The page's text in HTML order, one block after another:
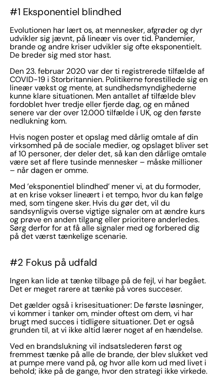
#1 Eksponentiel blindhed
Evolutionen har lært os, at mennesker, afgrøder og dyr
udvikler sig jævnt, på lineær vis over tid. Pandemier,
brande og andre kriser udvikler sig ofte eksponentielt.
De breder sig med stor hast.
Den 23. februar 2020 var der ti registrerede tilfælde af
COVID-19 i Storbritannien. Politikerne forestillede sig en
lineær vækst og mente, at sundhedsmyndighederne
kunne klare situationen. Men antallet af tilfælde blev
fordoblet hver tredje eller fjerde dag, og en måned
senere var der over 12.000 tilfælde i UK, og den første
nedlukning kom.
Hvis nogen poster et opslag med dårlig omtale af din
virksomhed på de sociale medier, og opslaget bliver set
af 10 personer, der deler det, så kan den dårlige omtale
være set af flere tusinde mennesker – måske millioner
– når dagen er omme.
Med ’eksponentiel blindhed’ mener vi, at du formoder,
at en krise vokser lineært i et tempo, hvor du kan følge
med, som tingene sker. Hvis du gør det, vil du
sandsynligvis overse vigtige signaler om at ændre kurs
og prøve en anden tilgang eller prioritere anderledes.
Sørg derfor for at få alle signaler med og forbered dig
på det værst tænkelige scenarie.
#2 Fokus på udfald
Ingen kan lide at tænke tilbage på de fejl, vi har begået.
Det er meget rarere at tænke på vores succeser.
Det gælder også i krisesituationer: De første løsninger,
vi kommer i tanker om, minder oftest om dem, vi har
brugt med succes i tidligere situationer. Det er også
grunden til, at vi ikke altid lærer noget af en hændelse.
Ved en brandslukning vil indsatslederen først og
fremmest tænke på alle de brande, der blev slukket ved
at pumpe mere vand på, og hvor alle kom ud med livet i
behold; ikke på de gange, hvor den strategi ikke virkede.